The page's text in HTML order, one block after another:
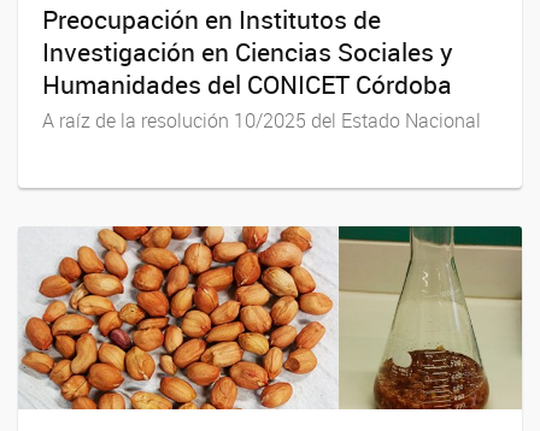
Preocupación en Institutos de
Investigación en Ciencias Sociales y
Humanidades del CONICET Córdoba
A raíz de la resolución 10/2025 del Estado Nacional